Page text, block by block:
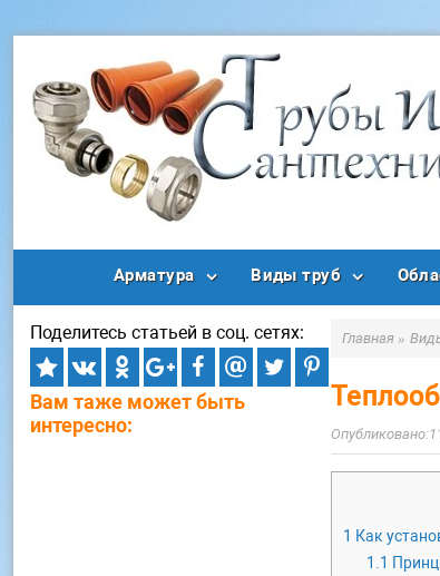
Арматура Виды труб
Главная »
1 Как
1.1
Поделитесь статьей в соц. сетях:
Вам таже может быть
интересно: